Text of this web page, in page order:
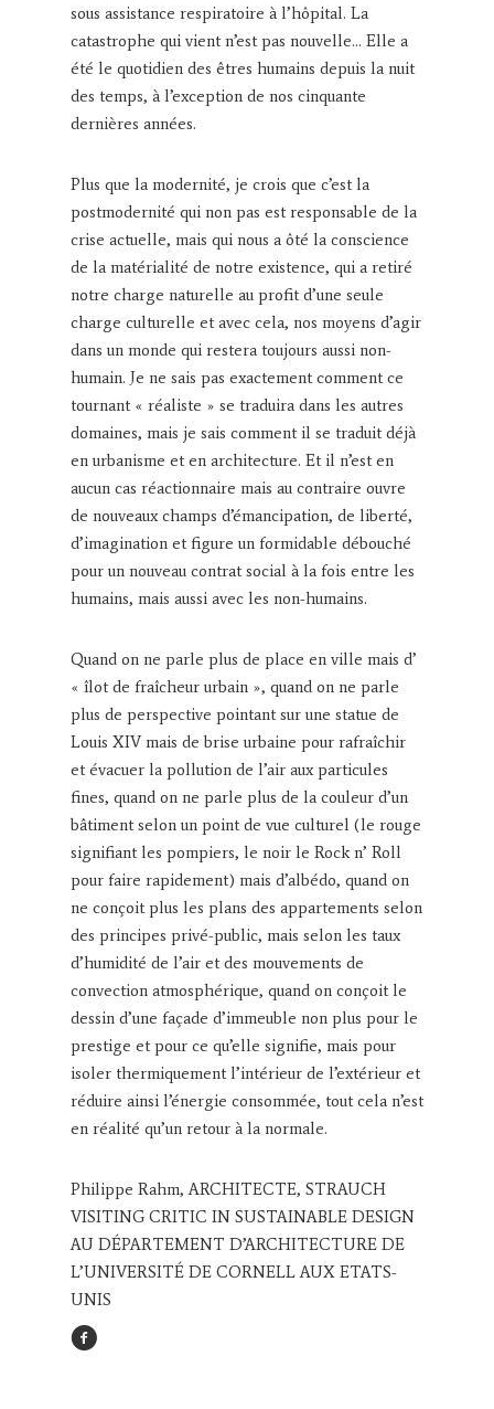
sous assistance respiratoire à l’hôpital. La
catastrophe qui vient n’est pas nouvelle… Elle a
été le quotidien des êtres humains depuis la nuit
des temps, à l’exception de nos cinquante
dernières années.
Plus que la modernité, je crois que c’est la
postmodernité qui non pas est responsable de la
crise actuelle, mais qui nous a ôté la conscience
de la matérialité de notre existence, qui a retiré
notre charge naturelle au profit d’une seule
charge culturelle et avec cela, nos moyens d’agir
dans un monde qui restera toujours aussi non-
humain. Je ne sais pas exactement comment ce
tournant « réaliste » se traduira dans les autres
domaines, mais je sais comment il se traduit déjà
en urbanisme et en architecture. Et il n’est en
aucun cas réactionnaire mais au contraire ouvre
de nouveaux champs d’émancipation, de liberté,
d’imagination et figure un formidable débouché
pour un nouveau contrat social à la fois entre les
humains, mais aussi avec les non-humains.
Quand on ne parle plus de place en ville mais d’
« îlot de fraîcheur urbain », quand on ne parle
plus de perspective pointant sur une statue de
Louis XIV mais de brise urbaine pour rafraîchir
et évacuer la pollution de l’air aux particules
fines, quand on ne parle plus de la couleur d’un
bâtiment selon un point de vue culturel (le rouge
signifiant les pompiers, le noir le Rock n’ Roll
pour faire rapidement) mais d’albédo, quand on
ne conçoit plus les plans des appartements selon
des principes privé-public, mais selon les taux
d’humidité de l’air et des mouvements de
convection atmosphérique, quand on conçoit le
dessin d’une façade d’immeuble non plus pour le
prestige et pour ce qu’elle signifie, mais pour
isoler thermiquement l’intérieur de l’extérieur et
réduire ainsi l’énergie consommée, tout cela n’est
en réalité qu’un retour à la normale.
Philippe Rahm, ARCHITECTE, STRAUCH
VISITING CRITIC IN SUSTAINABLE DESIGN
AU DÉPARTEMENT D’ARCHITECTURE DE
L’UNIVERSITÉ DE CORNELL AUX ETATS-
UNIS